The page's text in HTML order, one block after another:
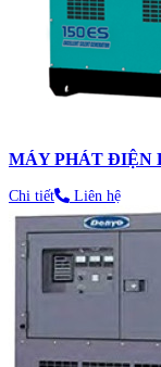
MÁY PHÁT ĐIỆN
Chi tiết Liên hệ